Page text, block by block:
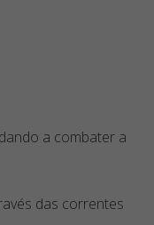
a combater a
das correntes